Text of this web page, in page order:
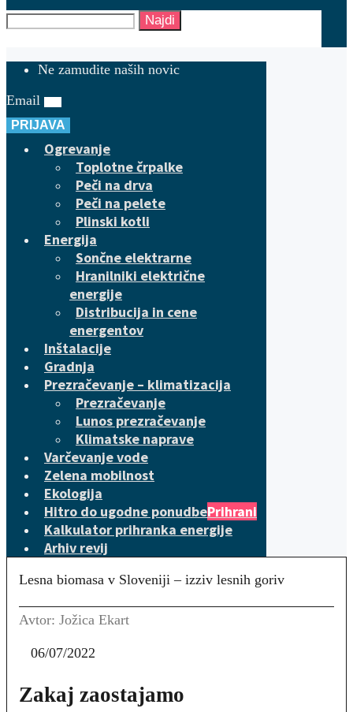
Najdi
Ne zamudite naših novic
Email
PRIJAVA
Ogrevanje
Toplotne črpalke
Peči na drva
Peči na pelete
Plinski kotli
Energija
Sončne elektrarne
Hranilniki električne
energije
Distribucija in cene
energentov
Inštalacije
Gradnja
Prezračevanje – klimatizacija
Prezračevanje
Lunos prezračevanje
Klimatske naprave
Varčevanje vode
Zelena mobilnost
Ekologija
Hitro do ugodne ponudbePrihrani
Kalkulator prihranka energije
Arhiv revij
Lesna biomasa v Sloveniji – izziv lesnih goriv
Avtor: Jožica Ekart
06/07/2022
Zakaj zaostajamo